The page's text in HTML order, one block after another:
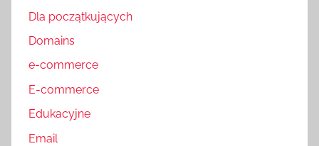
Dla początkujących
Domains
e-commerce
E-commerce
Edukacyjne
Email